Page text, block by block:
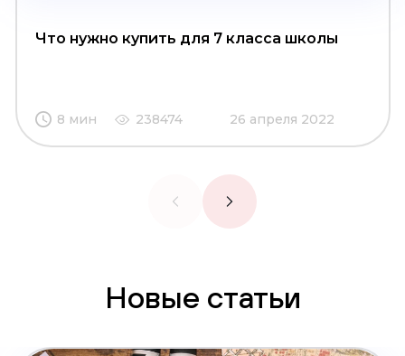
Что нужно купить для 7 класса школы
8 мин 238474 26 апреля 2022
Новые статьи